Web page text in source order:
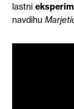
lastni
navdihu